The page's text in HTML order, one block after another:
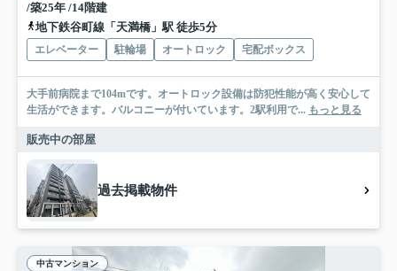
/築25年 /14階建
地下鉄谷町線「天満橋」駅 徒歩5分
エレベーター 駐輪場 オートロック 宅配ボックス
大手前病院まで104mです。オートロック設備は防犯性能が高く安心して
生活ができます。バルコニーが付いています。2駅利用で... もっと見る
販売中の部屋
過去掲載物件
中古マンション